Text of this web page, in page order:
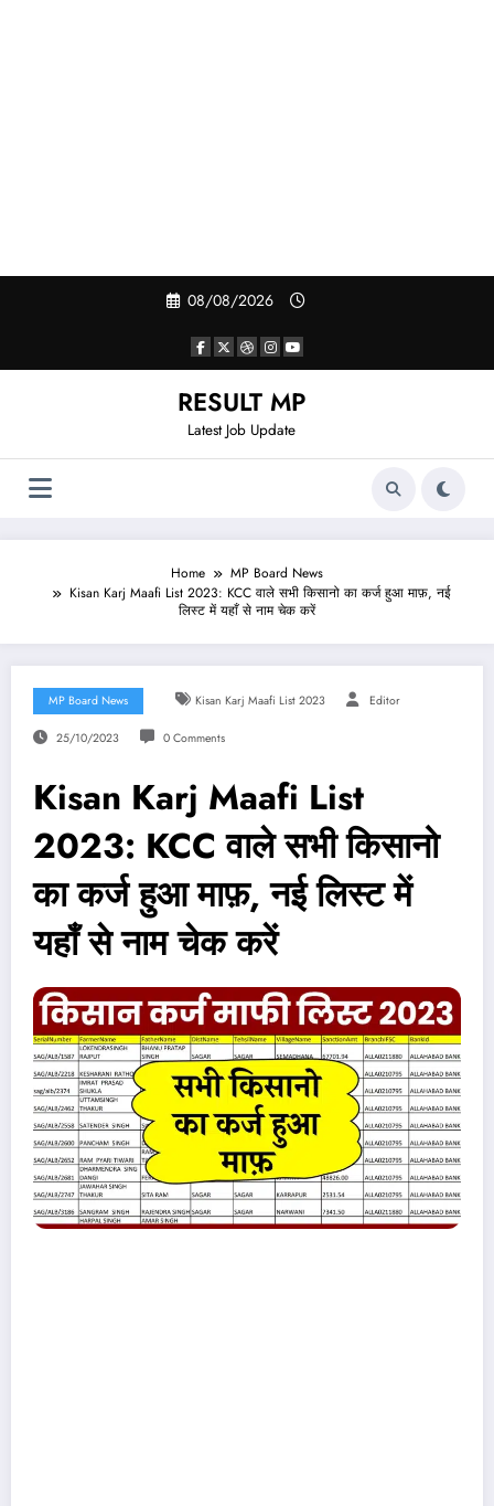
08/08/2026
RESULT MP
Latest Job Update
Home
MP Board News
Kisan Karj Maafi List 2023: KCC वाले सभी किसानो का कर्ज हुआ माफ़, नई
लिस्ट में यहाँ से नाम चेक करें
MP Board News Kisan Karj Maafi List 2023 Editor
25/10/2023 0 Comments
Kisan Karj Maafi List
2023: KCC वाले सभी किसानो
का कर्ज हुआ माफ़, नई लिस्ट में
यहाँ से नाम चेक करें